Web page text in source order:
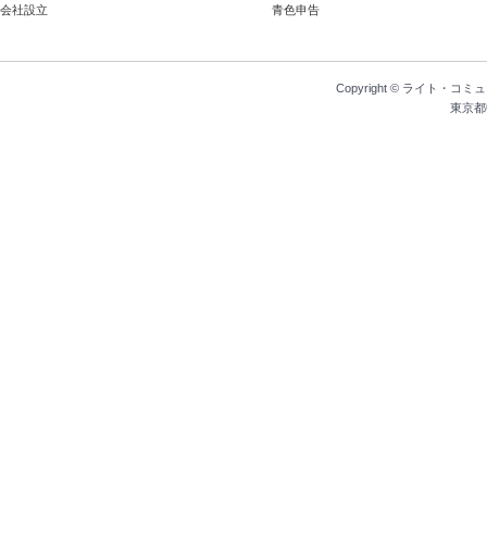
会社設立
青色申告
Copyright © ライト・コミ
東京